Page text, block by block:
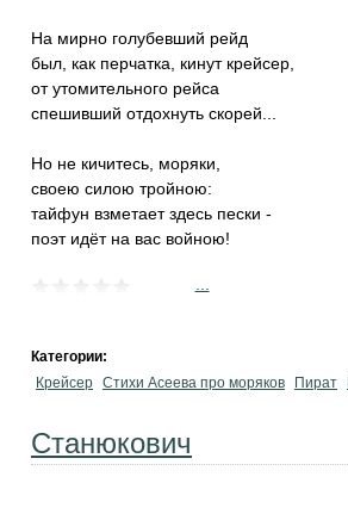
На мирно голубевший рейд
был, как перчатка, кинут крейсер,
от утомительного рейса
спешивший отдохнуть скорей...
Но не кичитесь, моряки,
своею силою тройною:
тайфун взметает здесь пески -
поэт идёт на вас войною!
Категории:
Крейсер Стихи Асеева про моряков Пират
Станюкович